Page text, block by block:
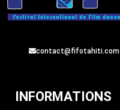
contact@fifotahiti.com
INFORMATIONS